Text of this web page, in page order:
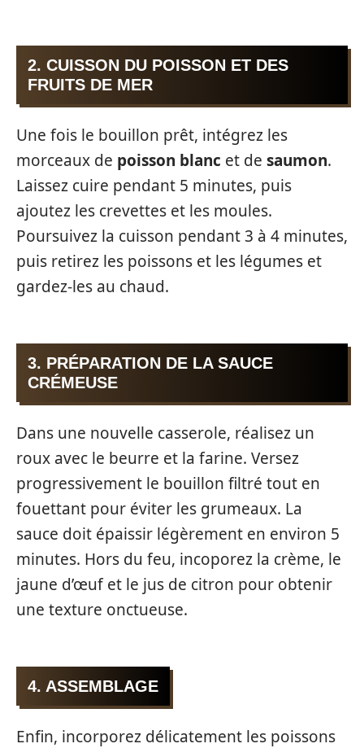
2. CUISSON DU POISSON ET DES
FRUITS DE MER
Une fois le bouillon prêt, intégrez les
morceaux de poisson blanc et de saumon.
Laissez cuire pendant 5 minutes, puis
ajoutez les crevettes et les moules.
Poursuivez la cuisson pendant 3 à 4 minutes,
puis retirez les poissons et les légumes et
gardez-les au chaud.
3. PRÉPARATION DE LA SAUCE
CRÉMEUSE
Dans une nouvelle casserole, réalisez un
roux avec le beurre et la farine. Versez
progressivement le bouillon filtré tout en
fouettant pour éviter les grumeaux. La
sauce doit épaissir légèrement en environ 5
minutes. Hors du feu, incoporez la crème, le
jaune d’œuf et le jus de citron pour obtenir
une texture onctueuse.
4. ASSEMBLAGE
Enfin, incorporez délicatement les poissons